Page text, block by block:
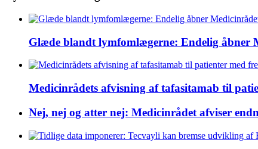
Glæde blandt lymfomlægerne: Endelig åbner
Medicinrådets afvisning af tafasitamab til
Nej, nej og atter nej: Medicinrådet afviser